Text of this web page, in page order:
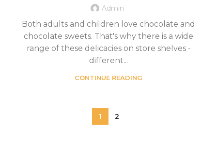
Admin
Both adults and children love chocolate and
chocolate sweets. That's why there is a wide
range of these delicacies on store shelves -
different...
CONTINUE READING
1 2